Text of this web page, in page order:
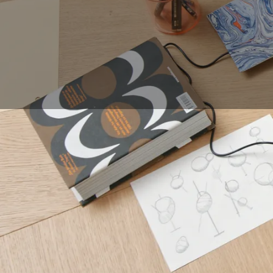
Egal, wie viel wir
oder erfahrene
was ist Inspiration,
Hier geben wir
Problem zu